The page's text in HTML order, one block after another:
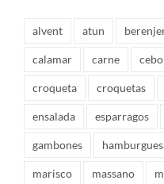
alvent atun
calamar carne
croqueta croquetas
ensalada esparragos
gambones
marisco massano